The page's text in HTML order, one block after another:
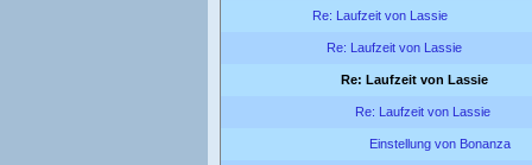
Re: Laufzeit von Lassie
Re: Laufzeit von Lassie
Re: Laufzeit von Lassie
Re: Laufzeit von Lassie
Einstellung von Bonanza